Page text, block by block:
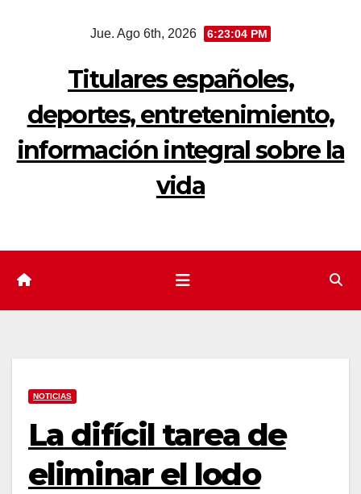
Jue. Ago 6th, 2026 6:23:05 PM
Titulares españoles,
deportes, entretenimiento,
información integral sobre la
vida
NOTICIAS
La difícil tarea de
eliminar el lodo